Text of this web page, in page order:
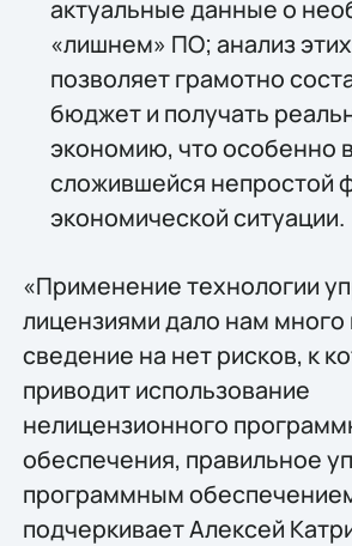
актуальные данные о
«лишнем» ПО; анализ
позволяет грамотно
бюджет и получать
экономию, что особенно
сложившейся непростой
экономической ситуации.
«Применение технологии
лицензиями дало нам
сведение на нет рисков, к
приводит использование
нелицензионного
обеспечения, правильное
программным
подчеркивает Алексей